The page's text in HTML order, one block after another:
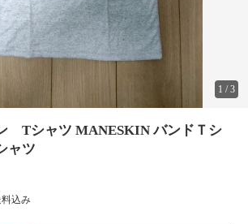
1 /3
Tシャツ MANESKIN バンドＴシ
ャツ
込み